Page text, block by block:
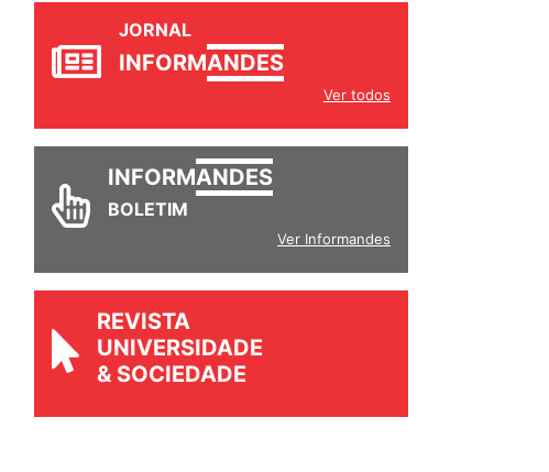
JORNAL
Ver todos
INFORM
Ver Informandes
REVISTA
UNIVERSIDADE